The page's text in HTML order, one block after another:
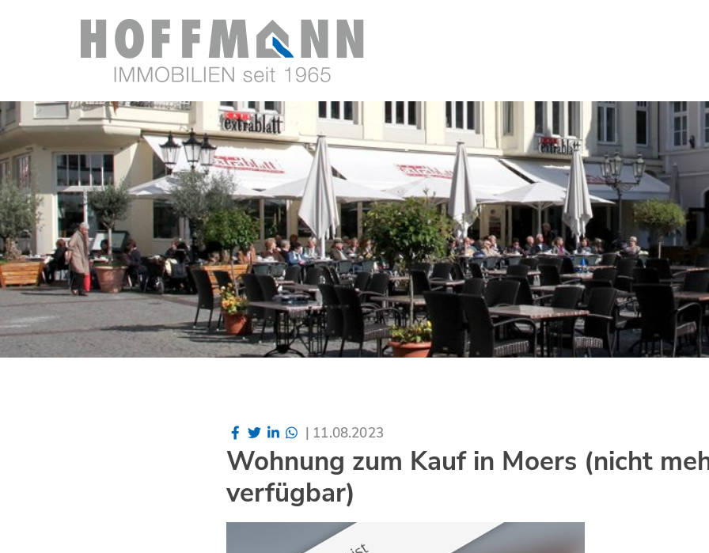
| 11.08.2023
Wohnung zum Kauf in Moers (nicht
verfügbar)